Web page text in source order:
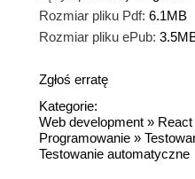
Rozmiar pliku Pdf: 6.1MB
Rozmiar pliku ePub:
Zgłoś erratę
Kategorie:
Web development » React
Programowanie »
Testowanie automatyczne